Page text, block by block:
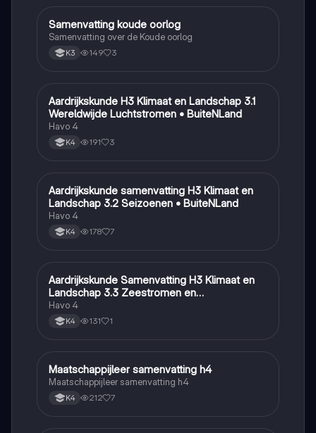
Geschiedenis
Samenvatting koude oorlog
Samenvatting over de Koude oorlog
K3 149 3
Aardrijkskunde
Aardrijkskunde H3 Klimaat en Landschap 3.1
Wereldwijde Luchtstromen • BuiteNLand
Havo 4
K4 191 3
Aardrijkskunde
Aardrijkskunde samenvatting H3 Klimaat en
Landschap 3.2 Seizoenen • BuiteNLand
Havo 4
K4 178 7
Aardrijkskunde
Aardrijkskunde Samenvatting H3 Klimaat en
Landschap 3.3 Zeestromen en
Klimaatgebieden • BuiteNLand
Havo 4
K4 131 1
Maatschappijleer
Maatschappijleer samenvatting h4
Maatschappijleer samenvatting h4
K4 212 7